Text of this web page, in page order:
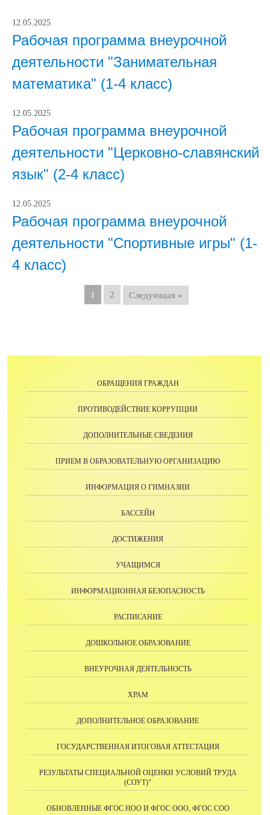
12.05.2025
Рабочая программа внеурочной
деятельности "Занимательная
математика" (1-4 класс)
12.05.2025
Рабочая программа внеурочной
деятельности "Церковно-славянский
язык" (2-4 класс)
12.05.2025
Рабочая программа внеурочной
деятельности "Спортивные игры" (1-
4 класс)
1 2 Следующая »
ОБРАЩЕНИЯ ГРАЖДАН
ПРОТИВОДЕЙСТВИЕ КОРРУПЦИИ
ДОПОЛНИТЕЛЬНЫЕ СВЕДЕНИЯ
ПРИЕМ В ОБРАЗОВАТЕЛЬНУЮ ОРГАНИЗАЦИЮ
ИНФОРМАЦИЯ О ГИМНАЗИИ
БАССЕЙН
ДОСТИЖЕНИЯ
УЧАЩИМСЯ
ИНФОРМАЦИОННАЯ БЕЗОПАСНОСТЬ
РАСПИСАНИЕ
ДОШКОЛЬНОЕ ОБРАЗОВАНИЕ
ВНЕУРОЧНАЯ ДЕЯТЕЛЬНОСТЬ
ХРАМ
ДОПОЛНИТЕЛЬНОЕ ОБРАЗОВАНИЕ
ГОСУДАРСТВЕННАЯ ИТОГОВАЯ АТТЕСТАЦИЯ
РЕЗУЛЬТАТЫ СПЕЦИАЛЬНОЙ ОЦЕНКИ УСЛОВИЙ ТРУДА
(СОУТ)"
ОБНОВЛЕННЫЕ ФГОС НОО И ФГОС ООО, ФГОС СОО